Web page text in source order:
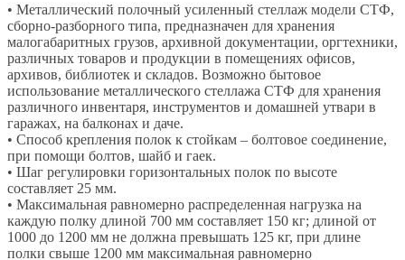
• Металлический полочный усиленный стеллаж модели СТФ,
сборно-разборного типа, предназначен для хранения
малогабаритных грузов, архивной документации, оргтехники,
различных товаров и продукции в помещениях офисов,
архивов, библиотек и складов. Возможно бытовое
использование металлического стеллажа СТФ для хранения
различного инвентаря, инструментов и домашней утвари в
гаражах, на балконах и даче.
• Способ крепления полок к стойкам – болтовое соединение,
при помощи болтов, шайб и гаек.
• Шаг регулировки горизонтальных полок по высоте
составляет 25 мм.
• Максимальная равномерно распределенная нагрузка на
каждую полку длиной 700 мм составляет 150 кг; длиной от
1000 до 1200 мм не должна превышать 125 кг, при длине
полки свыше 1200 мм максимальная равномерно